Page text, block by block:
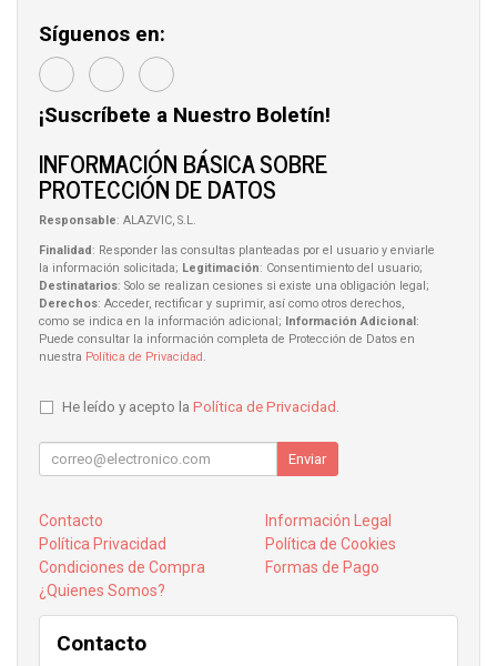
Síguenos en:
¡Suscríbete a Nuestro Boletín!
INFORMACIÓN BÁSICA SOBRE
PROTECCIÓN DE DATOS
Responsable: ALAZVIC, S.L.
Finalidad: Responder las consultas planteadas por el usuario y enviarle
la información solicitada; Legitimación: Consentimiento del usuario;
Destinatarios: Solo se realizan cesiones si existe una obligación legal;
Derechos: Acceder, rectificar y suprimir, así como otros derechos,
como se indica en la información adicional; Información Adicional:
Puede consultar la información completa de Protección de Datos en
nuestra Política de Privacidad.
He leído y acepto la Política de Privacidad
Enviar
Contacto
Información Legal
Política Privacidad
Política de Cookies
Condiciones de Compra
Formas de Pago
¿Quienes Somos?
Contacto